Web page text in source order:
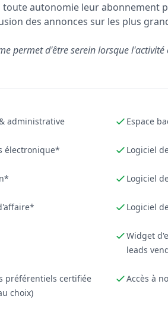
toute autonomie leur abonnement
des annonces sur les plus
permet d'être serein lorsque l'activité
administrative Espace
électronique* Logiciel
Logiciel
Logiciel
Widget
leads
préférentiels certifiée
choix)
Accès à